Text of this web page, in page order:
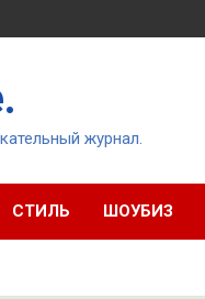
журнал.
СТИЛЬ ШОУБИЗ